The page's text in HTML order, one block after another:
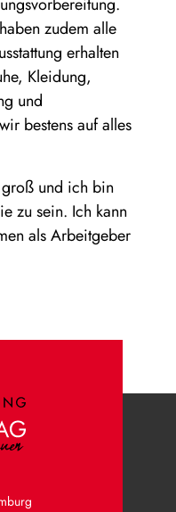
zudem alle
erhalten
Kleidung,
und
bestens auf alles
und ich bin
zu sein. Ich kann
als Arbeitgeber